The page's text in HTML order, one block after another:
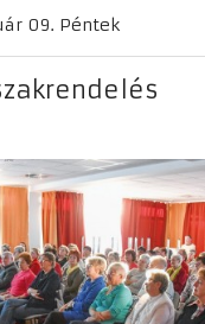
09. Péntek